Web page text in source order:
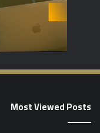
Most Viewed Posts